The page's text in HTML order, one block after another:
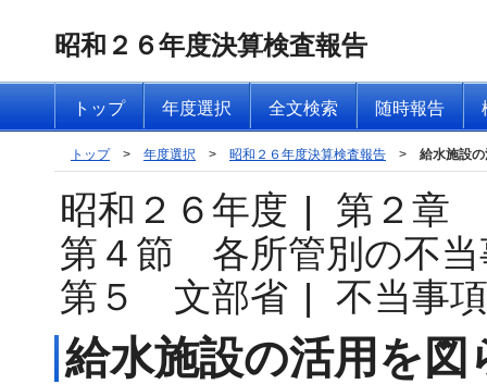
昭和２６年度決算検査報告
トップ 年度選択 全文検索 随時報告
トップ > 年度選択 > 昭和２６年度決算検査報告 > 給水施設
昭和２６年度 |
第２章
第４節 各所管別の不当
第５ 文部省 | 不当事
給水施設の活用を図